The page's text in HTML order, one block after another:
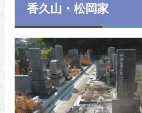
香久山・松岡家